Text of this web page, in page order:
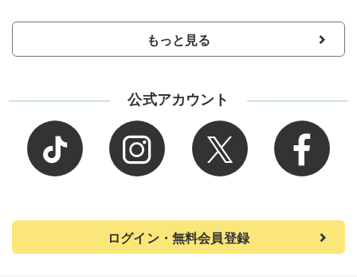
もっと見る
公式アカウント
ログイン・無料会員登録